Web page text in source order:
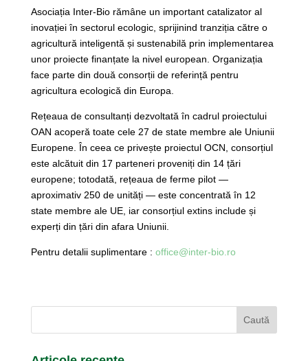
Asociația Inter-Bio rămâne un important catalizator al
inovației în sectorul ecologic, sprijinind tranziția către o
agricultură inteligentă și sustenabilă prin implementarea
unor proiecte finanțate la nivel european. Organizația
face parte din două consorții de referință pentru
agricultura ecologică din Europa.
Rețeaua de consultanți dezvoltată în cadrul proiectului
OAN acoperă toate cele 27 de state membre ale Uniunii
Europene. În ceea ce privește proiectul OCN, consorțiul
este alcătuit din 17 parteneri proveniți din 14 țări
europene; totodată, rețeaua de ferme pilot —
aproximativ 250 de unități — este concentrată în 12
state membre ale UE, iar consorțiul extins include și
experți din țări din afara Uniunii.
Pentru detalii suplimentare : office@inter-bio.ro